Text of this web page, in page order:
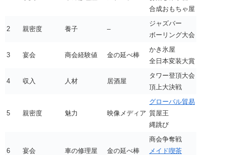
合成おもちゃ屋
2 親密度 養子 –
ジャズバー
ボーリング大会
3 宴会 商会経験値 金の延べ棒
かき氷屋
全日本変装大賞
4 収入 人材 居酒屋
タワー登頂大会
頂上大決戦
5 親密度 魅力 映像メディア
グローバル貿易
質屋王
縄跳び
6 宴会 車の修理屋 金の延べ棒
商会争奪戦
メイド喫茶